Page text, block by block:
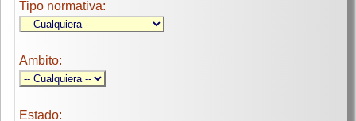
Tipo normativa:
Ambito:
Estado: